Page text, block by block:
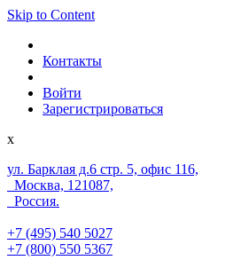
Skip to Content
Контакты
Войти
Зарегистрироваться
x
ул. Барклая д.6 стр. 5, офис 116,
Москва, 121087,
Россия.
+7 (495) 540 5027
+7 (800) 550 5367